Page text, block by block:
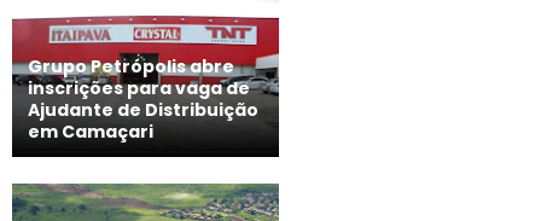
Grupo Petrópolis abre
inscrições para vaga de
Ajudante de Distribuição
em Camaçari